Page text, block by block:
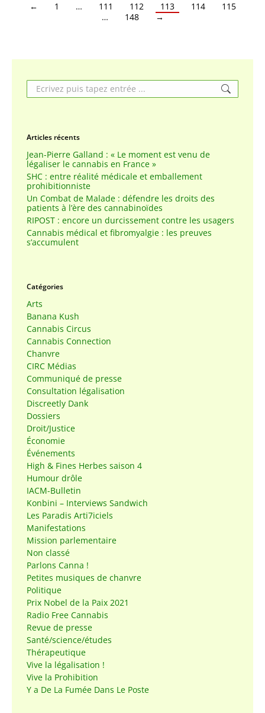
← 1 … 111 112 113 114
115
…
148 →
Search:
Articles récents
Jean-Pierre Galland : « Le moment est venu de
légaliser le cannabis en France »
SHC : entre réalité médicale et emballement
prohibitionniste
Un Combat de Malade : défendre les droits des
patients à l’ère des cannabinoïdes
RIPOST : encore un durcissement contre les usagers
Cannabis médical et fibromyalgie : les preuves
s’accumulent
Catégories
Arts
Banana Kush
Cannabis Circus
Cannabis Connection
Chanvre
CIRC Médias
Communiqué de presse
Consultation légalisation
Discreetly Dank
Dossiers
Droit/Justice
Économie
Événements
High & Fines Herbes saison 4
Humour drôle
IACM-Bulletin
Konbini – Interviews Sandwich
Les Paradis Arti7iciels
Manifestations
Mission parlementaire
Non classé
Parlons Canna !
Petites musiques de chanvre
Politique
Prix Nobel de la Paix 2021
Radio Free Cannabis
Revue de presse
Santé/science/études
Thérapeutique
Vive la légalisation !
Vive la Prohibition
Y a De La Fumée Dans Le Poste